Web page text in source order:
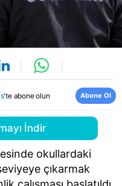
'te abone olun Abone Ol
İndir
okullardaki
çıkarmak